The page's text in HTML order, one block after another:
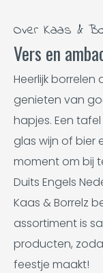
Over Kaas &
Vers en
Heerlijk
genieten van
hapjes. Een
glas wijn of bier
moment om bij
Duits Engels
Kaas & Borrelz
assortiment is
producten,
feestje maakt!